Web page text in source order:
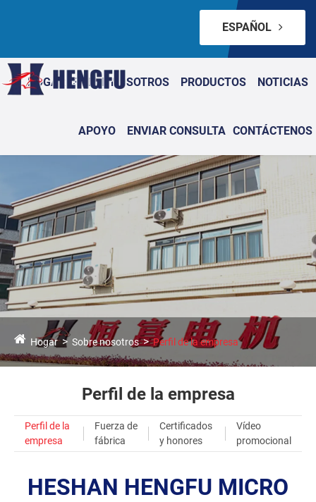
ESPAÑOL
HOGAR SOBRE NOSOTROS PRODUCTOS NOTICIAS
APOYO ENVIAR CONSULTA CONTÁCTENOS
Hogar Sobre nosotros Perfil de la empresa
Perfil de la empresa
Perfil de la
empresa
Fuerza de
fábrica
Certificados
y honores
Vídeo
promocional
HESHAN HENGFU MICRO